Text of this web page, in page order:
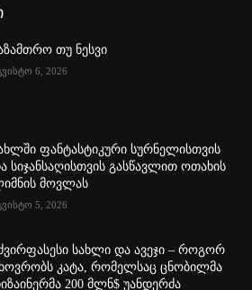
თუ ნესვი
6, 2026
ფანტასტიკური სურნელისთვის
სიჯანსაღისთვის გასწავლით ოთახის
მოვლას
5, 2026
სახლი და ავეჯი – როგორ
კატა, რომელსაც ცნობილმა
200 მლნ$ უანდერძა